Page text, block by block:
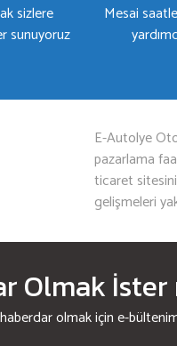
sizlere
sunuyoruz
Mesai
E-Autolye
pazarlama
ticaret
gelişmeleri
Olmak
olmak için e-